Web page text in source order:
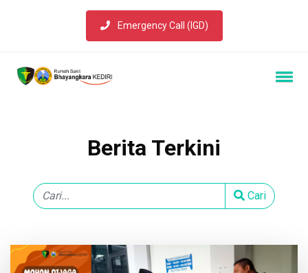
Emergency Call (IGD)
Berita Terkini
Cari